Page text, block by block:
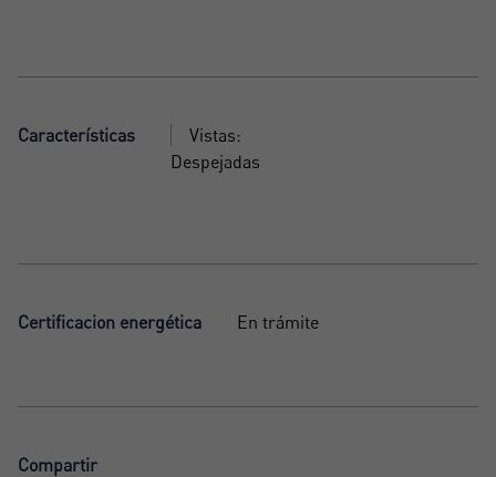
Características
Vistas:
Despejadas
Certificacion energética En trámite
Compartir